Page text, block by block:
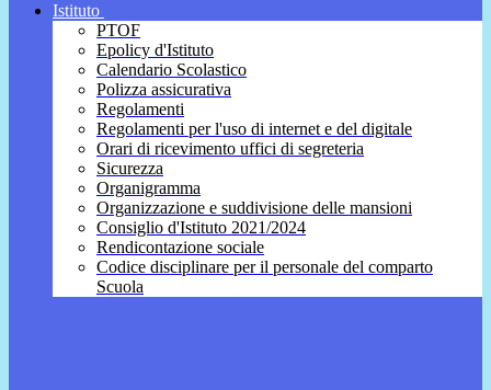
Istituto
PTOF
Epolicy d'Istituto
Calendario Scolastico
Polizza assicurativa
Regolamenti
Regolamenti per l'uso di internet e del digitale
Orari di ricevimento uffici di segreteria
Sicurezza
Organigramma
Organizzazione e suddivisione delle mansioni
Consiglio d'Istituto 2021/2024
Rendicontazione sociale
Codice disciplinare per il personale del comparto
Scuola